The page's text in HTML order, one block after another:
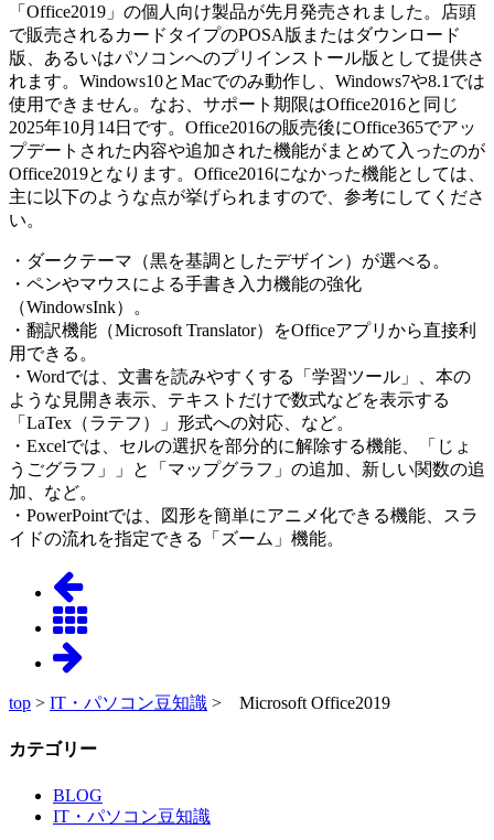
「Office2019」の個人向け製品が先月発売されました。店頭
で販売されるカードタイプのPOSA版またはダウンロード
版、あるいはパソコンへのプリインストール版として提供さ
れます。Windows10とMacでのみ動作し、Windows7や8.1では
使用できません。なお、サポート期限はOffice2016と同じ
2025年10月14日です。Office2016の販売後にOffice365でアッ
プデートされた内容や追加された機能がまとめて入ったのが
Office2019となります。Office2016になかった機能としては、
主に以下のような点が挙げられますので、参考にしてくださ
い。
・ダークテーマ（黒を基調としたデザイン）が選べる。
・ペンやマウスによる手書き入力機能の強化
（WindowsInk）。
・翻訳機能（Microsoft Translator）をOfficeアプリから直接利
用できる。
・Wordでは、文書を読みやすくする「学習ツール」、本の
ような見開き表示、テキストだけで数式などを表示する
「LaTex（ラテフ）」形式への対応、など。
・Excelでは、セルの選択を部分的に解除する機能、「じょ
うごグラフ」」と「マップグラフ」の追加、新しい関数の追
加、など。
・PowerPointでは、図形を簡単にアニメ化できる機能、スラ
イドの流れを指定できる「ズーム」機能。
top > IT・パソコン豆知識 > Microsoft Office2019
カテゴリー
BLOG
IT・パソコン豆知識